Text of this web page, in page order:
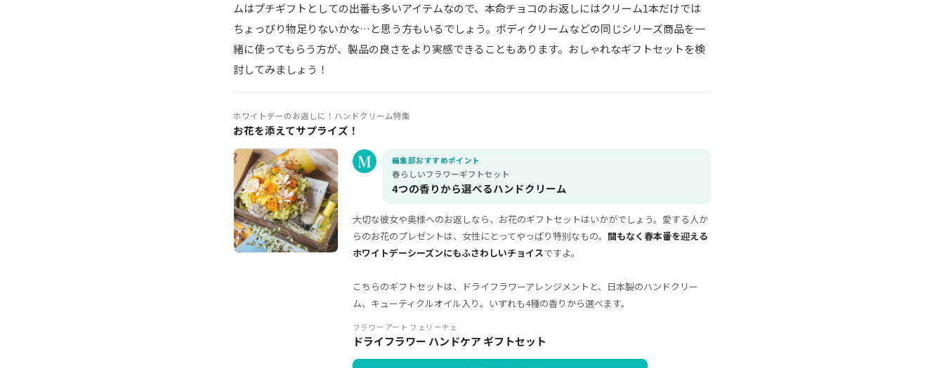
ムはプチギフトとしての出番も多いアイテムなので、本命チョコのお返しにはクリーム1本だけでは
ちょっぴり物足りないかな…と思う方もいるでしょう。ボディクリームなどの同じシリーズ商品を一
緒に使ってもらう方が、製品の良さをより実感できることもあります。おしゃれなギフトセットを検
討してみましょう！
ホワイトデーのお返しに！ハンドクリーム特集
お花を添えてサプライズ！
編集部おすすめポイント
春らしいフラワーギフトセット
4つの香りから選べるハンドクリーム
大切な彼女や奥様へのお返しなら、お花のギフトセットはいかがでしょう。愛する人か
らのお花のプレゼントは、女性にとってやっぱり特別なもの。 間もなく春本番を迎える
ホワイトデーシーズンにもふさわしいチョイスですよ。
こちらのギフトセットは、ドライフラワーアレンジメントと、日本製のハンドクリー
ム、キューティクルオイル入り。いずれも4種の香りから選べます。
フラワーアート フェリーチェ
ドライフラワー ハンドケア ギフトセット